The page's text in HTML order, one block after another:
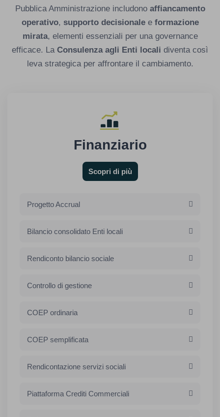
Pubblica Amministrazione includono affiancamento
operativo, supporto decisionalee formazione
mirata, elementi essenziali per una governance
efficace. La Consulenza agli Enti locali diventa così
leva strategica per affrontare il cambiamento.
Finanziario
Scopri di più
Progetto Accrual
Bilancio consolidato Enti locali
Rendiconto bilancio sociale
Controllo di gestione
COEP ordinaria
COEP semplificata
Rendicontazione servizi sociali
Piattaforma Crediti Commerciali